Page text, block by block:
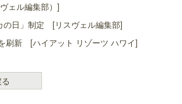
ェル編集部）]
の日」制定 [リスヴェル編集部]
刷新 [ハイアット リゾーツ ハワイ]